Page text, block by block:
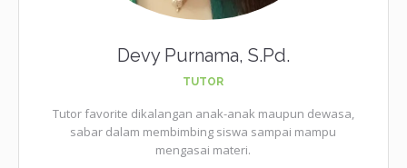
Devy Purnama, S.Pd.
TUTOR
Tutor favorite dikalangan anak-anak maupun dewasa,
sabar dalam membimbing siswa sampai mampu
mengasai materi.